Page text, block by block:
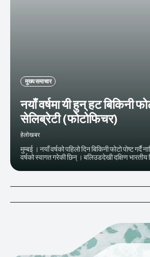
मुख्य समाचार
नयाँ वर्षमा यी हुन् हट बिकिनी
सेलिब्रेटी (फोटोफिचर)
हेलाेखबर
मुम्बई । नयाँ वर्षको पहिलो दिन बिकिनी फोटो पोष्ट गर्दै
वर्षको स्वागत गरेकी छिन् । बलिउडदेखी दक्षिण भारतीय